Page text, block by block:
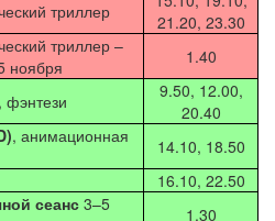
триллер
21.20, 23.30
триллер –
ноября 1.40
, фэнтези
9.50, 12.00,
20.40
, анимационная
14.10, 18.50
16.10, 22.50
сеанс 3–5
1.30